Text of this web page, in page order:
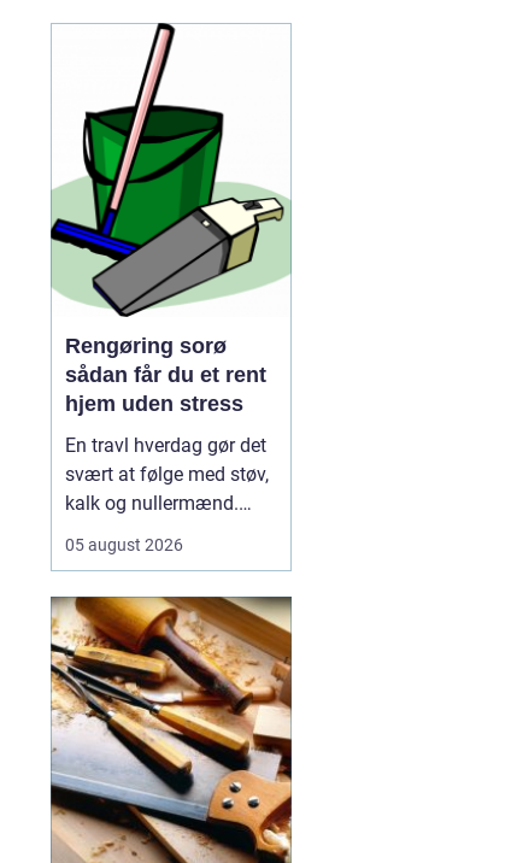
for stress, tunge løft og
tidskrævende
planlægning. Mange
opdager først, hv...
Rengøring sorø
sådan får du et rent
hjem uden stress
En travl hverdag gør det
svært at følge med støv,
kalk og nullermænd.
rengøring glider nederst
det betyder mere rod og
mindre ro.Professionel
rengøring Sorø
handler<...
05 august 2026